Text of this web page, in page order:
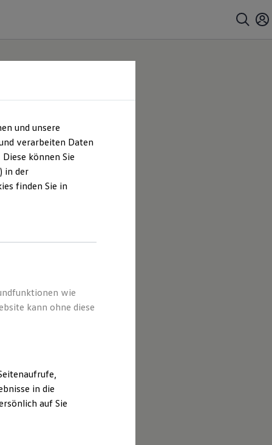
und unsere
verarbeiten Daten
können Sie
in der
finden Sie in
wie
kann ohne diese
in die
auf Sie